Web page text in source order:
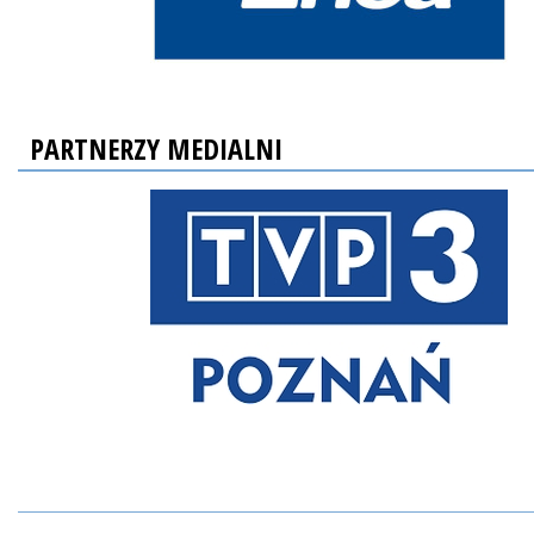
PARTNERZY MEDIALNI